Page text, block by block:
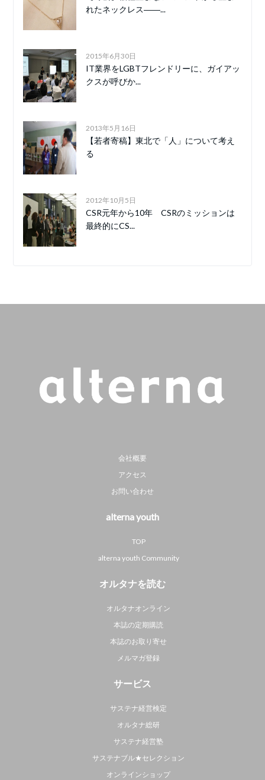
れたネックレス――...
2015年6月30日
IT業界をLGBTフレンドリーに、ガイアッ
クスが呼びか...
2013年5月16日
【若者寄稿】東北で「人」について考え
る
2012年10月5日
CSR元年から10年 CSRのミッションは
最終的にCS...
会社概要
アクセス
お問い合わせ
alterna youth
TOP
alterna youth Community
オルタナを読む
オルタナオンライン
本誌の定期購読
本誌のお取り寄せ
メルマガ登録
サービス
サステナ経営検定
オルタナ総研
サステナ経営塾
サステナブル★セレクション
オンラインショップ